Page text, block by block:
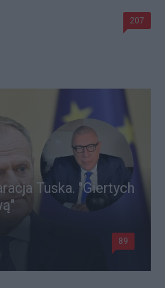
207
Tuska. "Giertych
89